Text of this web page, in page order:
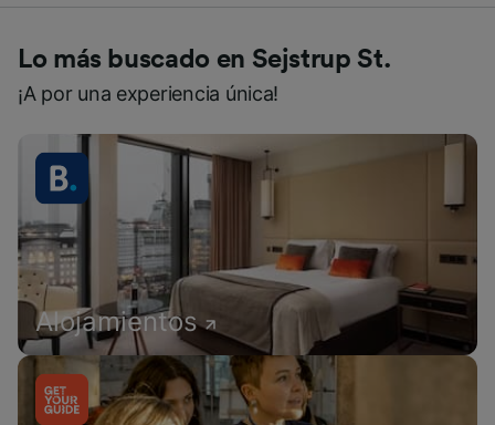
Lo más buscado en Sejstrup St.
¡A por una experiencia única!
Alojamientos